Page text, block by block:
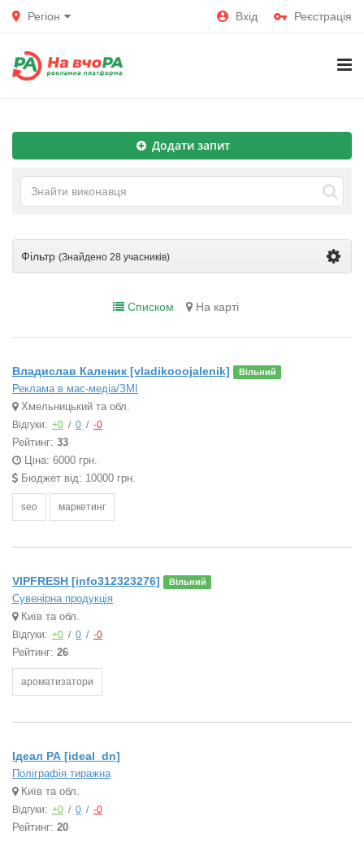
Регіон Вхід Реєстрація
Додати запит
Фільтр (Знайдено 28 учасників)
Списком На карті
Владислав Каленик [vladikooojalenik] Вільний
Реклама в мас-медіа/ЗМІ
Хмельницький та обл.
Відгуки: +0 / 0 / -0
Рейтинг: 33
Ціна: 6000 грн.
Бюджет від: 10000 грн.
seo маркетинг
VIPFRESH [info312323276] Вільний
Сувенірна продукція
Київ та обл.
Відгуки: +0 / 0 / -0
Рейтинг: 26
ароматизатори
Ідеал РА [ideal_dn]
Поліграфія тиражна
Київ та обл.
Відгуки: +0 / 0 / -0
Рейтинг: 20